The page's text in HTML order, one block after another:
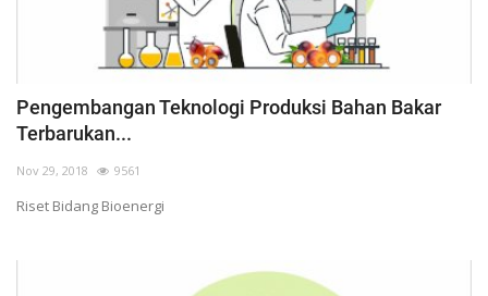
Pengembangan Teknologi Produksi Bahan Bakar
Terbarukan...
Nov 29, 2018 9561
Riset Bidang Bioenergi